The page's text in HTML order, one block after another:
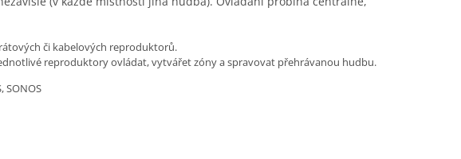
či kabelových reproduktorů.
reproduktory ovládat, vytvářet zóny a spravovat přehrávanou hudbu.
SONOS